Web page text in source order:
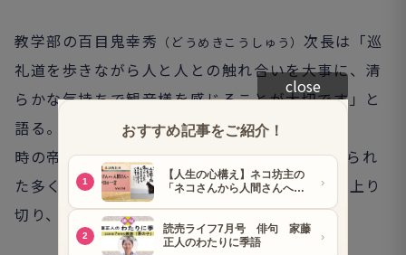
教学部の百目鬼幸秀 （どうめきこうしゅう）次長は「巡
礼道を歩きながら人と人との触れ合いを大事に、清
らかな気持ちで観音様を感じることが大切です」と
語る。
時の帝
（みかど）や天下人によって守護され伝えられ
た多くの国宝や文化財を堪能し、険しい参道を上り
切り、醍醐水で潤いを得て湖国に向かった。
close